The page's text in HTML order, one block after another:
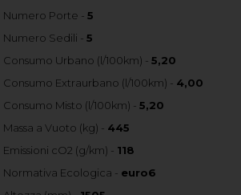
Numero Porte -5
Numero Sedili -5
Consumo Urbano (l/100km) -5,20
Consumo Extraurbano (l/100km) - 4,00
Consumo Misto (l/100km) -5,20
Massa a Vuoto (kg) - 445
Emissioni cO2 (g/km) - 118
Normativa Ecologica - euro6